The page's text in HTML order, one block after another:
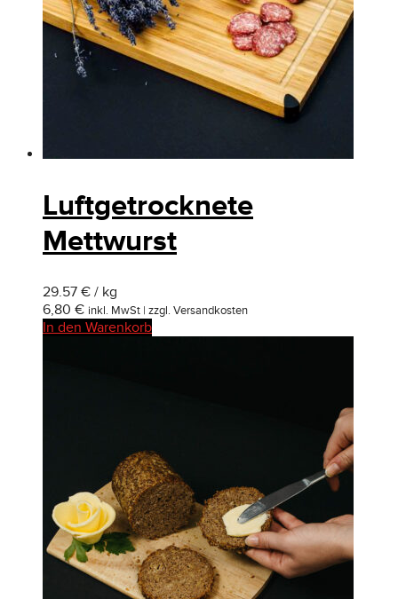
Luftgetrocknete
Mettwurst
29.57 € / kg
6,80 € inkl. MwSt | zzgl. Versandkosten
In den Warenkorb